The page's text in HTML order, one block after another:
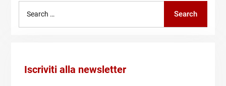
Search
Iscriviti alla newsletter